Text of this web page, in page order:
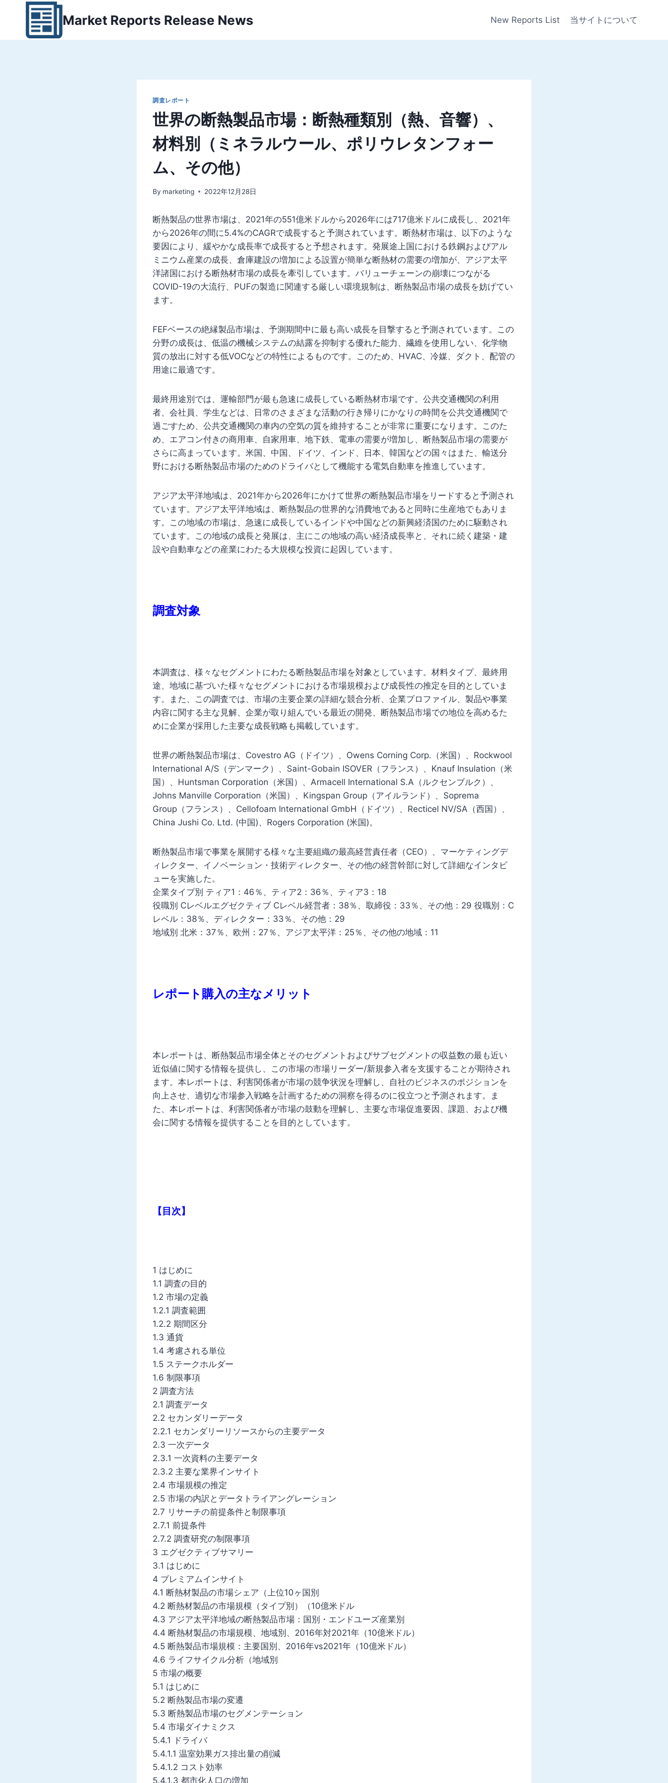
Market Reports Release News New Reports List 当サイトについて
調査レポート
世界の断熱製品市場：断熱種類別（熱、音響）、
材料別（ミネラルウール、ポリウレタンフォー
ム、その他）
By marketing 2022年12月28日
断熱製品の世界市場は、2021年の551億米ドルから2026年には717億米ドルに成長し、2021年
から2026年の間に5.4%のCAGRで成長すると予測されています。断熱材市場は、以下のような
要因により、緩やかな成長率で成長すると予想されます。発展途上国における鉄鋼およびアル
ミニウム産業の成長、倉庫建設の増加による設置が簡単な断熱材の需要の増加が、アジア太平
洋諸国における断熱材市場の成長を牽引しています。バリューチェーンの崩壊につながる
COVID-19の大流行、PUFの製造に関連する厳しい環境規制は、断熱製品市場の成長を妨げてい
ます。
FEFベースの絶縁製品市場は、予測期間中に最も高い成長を目撃すると予測されています。この
分野の成長は、低温の機械システムの結露を抑制する優れた能力、繊維を使用しない、化学物
質の放出に対する低VOCなどの特性によるものです。このため、HVAC、冷媒、ダクト、配管の
用途に最適です。
最終用途別では、運輸部門が最も急速に成長している断熱材市場です。公共交通機関の利用
者、会社員、学生などは、日常のさまざまな活動の行き帰りにかなりの時間を公共交通機関で
過ごすため、公共交通機関の車内の空気の質を維持することが非常に重要になります。このた
め、エアコン付きの商用車、自家用車、地下鉄、電車の需要が増加し、断熱製品市場の需要が
さらに高まっています。米国、中国、ドイツ、インド、日本、韓国などの国々はまた、輸送分
野における断熱製品市場のためのドライバとして機能する電気自動車を推進しています。
アジア太平洋地域は、2021年から2026年にかけて世界の断熱製品市場をリードすると予測され
ています。アジア太平洋地域は、断熱製品の世界的な消費地であると同時に生産地でもありま
す。この地域の市場は、急速に成長しているインドや中国などの新興経済国のために駆動され
ています。この地域の成長と発展は、主にこの地域の高い経済成長率と、それに続く建築・建
設や自動車などの産業にわたる大規模な投資に起因しています。
調査対象
本調査は、様々なセグメントにわたる断熱製品市場を対象としています。材料タイプ、最終用
途、地域に基づいた様々なセグメントにおける市場規模および成長性の推定を目的としていま
す。また、この調査では、市場の主要企業の詳細な競合分析、企業プロファイル、製品や事業
内容に関する主な見解、企業が取り組んでいる最近の開発、断熱製品市場での地位を高めるた
めに企業が採用した主要な成長戦略も掲載しています。
世界の断熱製品市場は、Covestro AG（ドイツ）、Owens Corning Corp.（米国）、Rockwool
International A/S（デンマーク）、Saint-Gobain ISOVER（フランス）、Knauf Insulation（米
国）、Huntsman Corporation（米国）、Armacell International S.A（ルクセンブルク）、
Johns Manville Corporation（米国）、Kingspan Group（アイルランド）、Soprema
Group（フランス）、Cellofoam International GmbH（ドイツ）、Recticel NV/SA（⻄国）、
China Jushi Co. Ltd. (中国)、Rogers Corporation (米国)。
断熱製品市場で事業を展開する様々な主要組織の最高経営責任者（CEO）、マーケティングデ
ィレクター、イノベーション・技術ディレクター、その他の経営幹部に対して詳細なインタビ
ューを実施した。
企業タイプ別 ティア1：46％、ティア2：36％、ティア3：18
役職別 Cレベルエグゼクティブ Cレベル経営者：38％、取締役：33％、その他：29 役職別：C
レベル：38％、ディレクター：33％、その他：29
地域別 北米：37％、欧州：27％、アジア太平洋：25％、その他の地域：11
レポート購入の主なメリット
本レポートは、断熱製品市場全体とそのセグメントおよびサブセグメントの収益数の最も近い
近似値に関する情報を提供し、この市場の市場リーダー/新規参入者を支援することが期待され
ます。本レポートは、利害関係者が市場の競争状況を理解し、自社のビジネスのポジションを
向上させ、適切な市場参入戦略を計画するための洞察を得るのに役立つと予測されます。ま
た、本レポートは、利害関係者が市場の鼓動を理解し、主要な市場促進要因、課題、および機
会に関する情報を提供することを目的としています。
【目次】
1 はじめに
1.1 調査の目的
1.2 市場の定義
1.2.1 調査範囲
1.2.2 期間区分
1.3 通貨
1.4 考慮される単位
1.5 ステークホルダー
1.6 制限事項
2 調査方法
2.1 調査データ
2.2 セカンダリーデータ
2.2.1 セカンダリーリソースからの主要データ
2.3 一次データ
2.3.1 一次資料の主要データ
2.3.2 主要な業界インサイト
2.4 市場規模の推定
2.5 市場の内訳とデータトライアングレーション
2.7 リサーチの前提条件と制限事項
2.7.1 前提条件
2.7.2 調査研究の制限事項
3 エグゼクティブサマリー
3.1 はじめに
4 プレミアムインサイト
4.1 断熱材製品の市場シェア（上位10ヶ国別
4.2 断熱材製品の市場規模（タイプ別）（10億米ドル
4.3 アジア太平洋地域の断熱製品市場：国別・エンドユーズ産業別
4.4 断熱材製品の市場規模、地域別、2016年対2021年（10億米ドル）
4.5 断熱製品市場規模：主要国別、2016年vs2021年（10億米ドル）
4.6 ライフサイクル分析（地域別
5 市場の概要
5.1 はじめに
5.2 断熱製品市場の変遷
5.3 断熱製品市場のセグメンテーション
5.4 市場ダイナミクス
5.4.1 ドライバ
5.4.1.1 温室効果ガス排出量の削減
5.4.1.2 コスト効率
5.4.1.3 都市化人口の増加